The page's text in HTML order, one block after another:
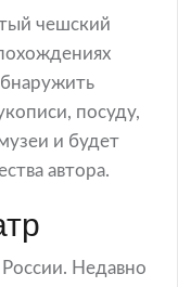
чешский
посуду,
и будет
автора.
Недавно